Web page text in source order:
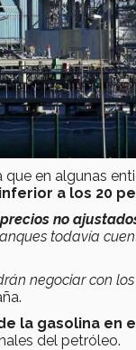
en algunas
a los 20
precios no
todavía
negociar con los
la gasolina en
del petróleo.